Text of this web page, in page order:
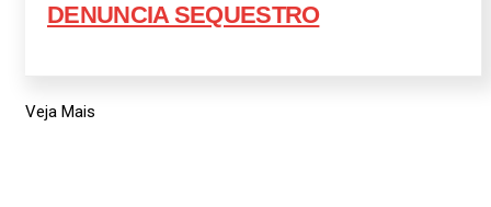
DENUNCIA SEQUESTRO
Veja Mais